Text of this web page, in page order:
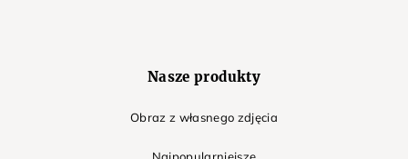
Nasze produkty
Obraz z własnego zdjęcia